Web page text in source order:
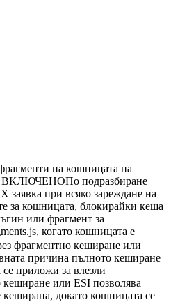
на кошницата на
ВКЛЮЧЕНОПо подразбиране
заявка при всяко зареждане на
за кошницата, блокирайки кеша
или фрагмент за
когато кошницата е
фрагментно кеширане или
причина пълното кеширане
приложи за влезли
или ESI позволява
кеширана, докато кошницата се